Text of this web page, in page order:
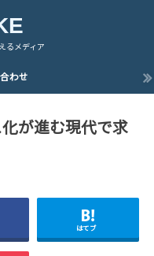
るメディア
わせ
が進む現代で求
はてブ